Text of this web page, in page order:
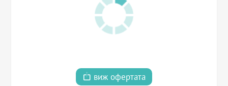
виж офертата